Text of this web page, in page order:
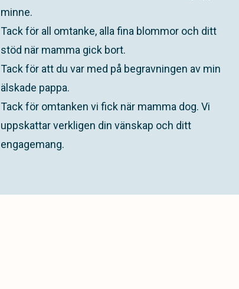
minne.
Tack för all omtanke, alla fina blommor och ditt
stöd när mamma gick bort.
Tack för att du var med på begravningen av min
älskade pappa.
Tack för omtanken vi fick när mamma dog. Vi
uppskattar verkligen din vänskap och ditt
engagemang.